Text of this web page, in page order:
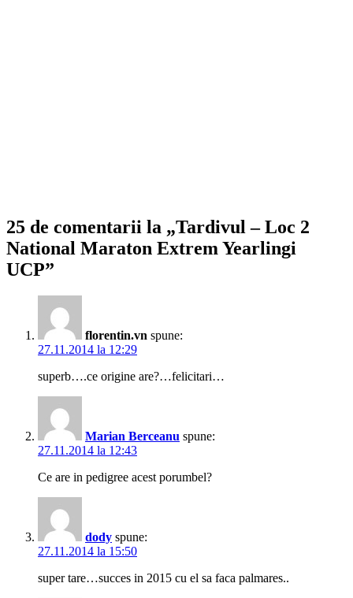
25 de comentarii la „Tardivul – Loc 2
National Maraton Extrem Yearlingi
UCP”
florentin.vn spune:
27.11.2014 la 12:29
superb….ce origine are?…felicitari…
Marian Berceanu spune:
27.11.2014 la 12:43
Ce are in pedigree acest porumbel?
dody spune:
27.11.2014 la 15:50
super tare…succes in 2015 cu el sa faca palmares..